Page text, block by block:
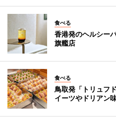
食べる
香港発のヘルシー
旗艦店
食べる
鳥取発「トリュフ
イーツやドリアン